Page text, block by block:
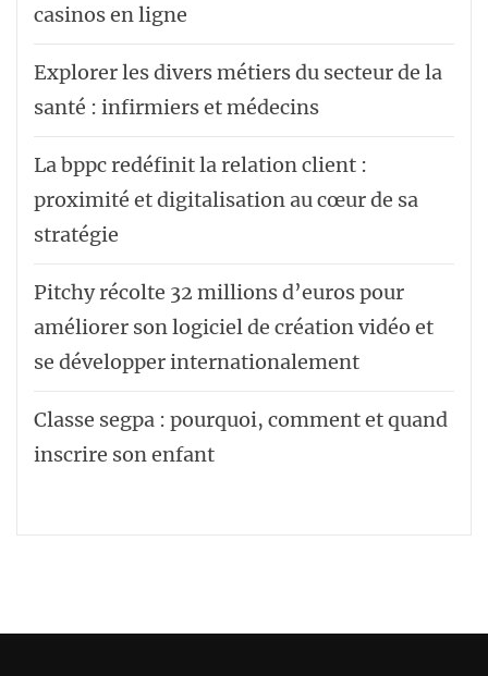
casinos en ligne
Explorer les divers métiers du secteur de la
santé : infirmiers et médecins
La bppc redéfinit la relation client :
proximité et digitalisation au cœur de sa
stratégie
Pitchy récolte 32 millions d’euros pour
améliorer son logiciel de création vidéo et
se développer internationalement
Classe segpa : pourquoi, comment et quand
inscrire son enfant